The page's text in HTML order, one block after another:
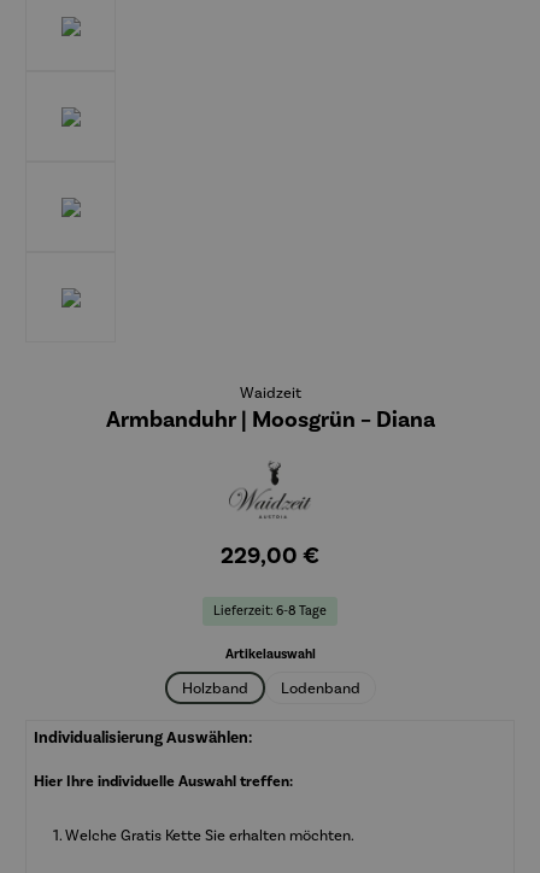
Waidzeit
Armbanduhr | Moosgrün – Diana
229,00 €
Lieferzeit: 6-8 Tage
Artikelauswahlauswählen
Holzband Lodenband
Individualisierung Auswählen:
Hier Ihre individuelle Auswahl treffen:
Welche Gratis Kette Sie erhalten möchten.